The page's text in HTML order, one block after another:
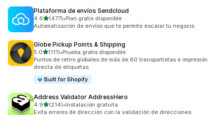
Plataforma de envíos Sendcloud
4.6de 5 estrellas
(477)
477 reseñas en total
•Plan gratis disponible
Automatización de envíos que te permite escalar tu negocio.
Globe Pickup Points & Shipping
5.0de 5 estrellas
(111)
111 reseñas en total
•Prueba gratis disponible
Puntos de retiro globales de más de 60 transportistas e impresión
directa de etiquetas
Built for Shopify
Address Validator AddressHero
4.9de 5 estrellas
(214)
214 reseñas en total
•Instalación gratuita
Evita errores de dirección con la validación de direcciones